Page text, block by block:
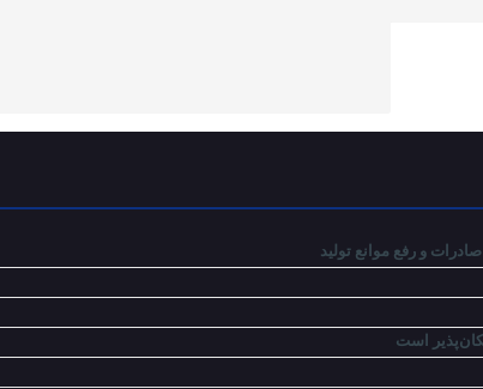
و رفع موانع تولید
است